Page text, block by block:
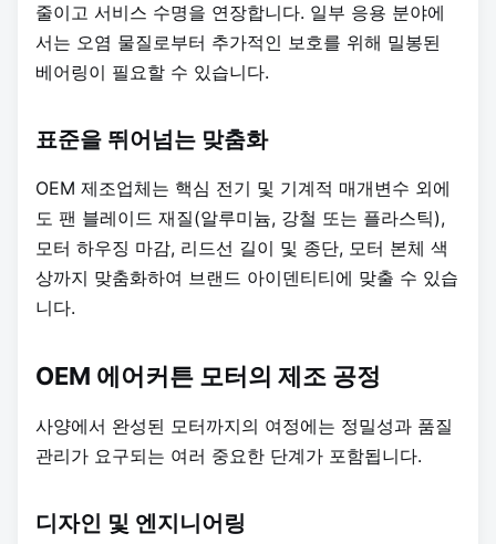
줄이고 서비스 수명을 연장합니다. 일부 응용 분야에
서는 오염 물질로부터 추가적인 보호를 위해 밀봉된
베어링이 필요할 수 있습니다.
표준을 뛰어넘는 맞춤화
OEM 제조업체는 핵심 전기 및 기계적 매개변수 외에
도 팬 블레이드 재질(알루미늄, 강철 또는 플라스틱),
모터 하우징 마감, 리드선 길이 및 종단, 모터 본체 색
상까지 맞춤화하여 브랜드 아이덴티티에 맞출 수 있습
니다.
OEM 에어커튼 모터의 제조 공정
사양에서 완성된 모터까지의 여정에는 정밀성과 품질
관리가 요구되는 여러 중요한 단계가 포함됩니다.
디자인 및 엔지니어링